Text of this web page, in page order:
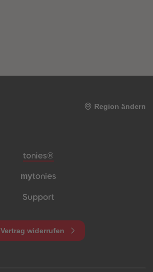
Region ändern
Meta-Navigation Footer
tonies®
mytonies
Support
Vertrag widerrufen